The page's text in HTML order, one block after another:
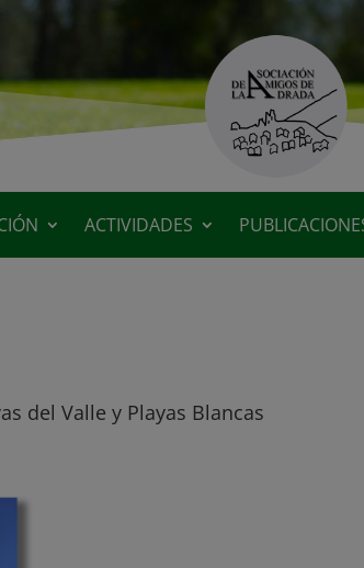
ACTIVIDADES
del Valle y Playas Blancas